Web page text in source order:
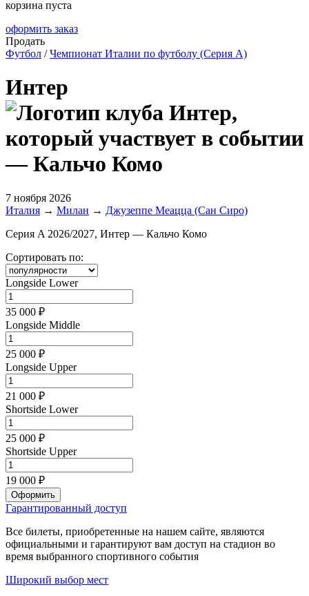
корзина пуста
оформить заказ
Продать
Футбол /Чемпионат Италии по футболу (Серия А)
Интер
— Кальчо Комо
7 ноября 2026
Италия → Милан → Джузеппе Меацца (Сан Сиро)
Серия A 2026/2027, Интер — Кальчо Комо
Сортировать по:
Longside Lower
35 000 ₽
Longside Middle
25 000 ₽
Longside Upper
21 000 ₽
Shortside Lower
25 000 ₽
Shortside Upper
19 000 ₽
Оформить
Гарантированный доступ
Все билеты, приобретенные на нашем сайте, являются
официальными и гарантируют вам доступ на стадион во
время выбранного спортивного события
Широкий выбор мест